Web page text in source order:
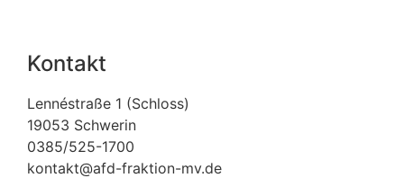
Kontakt
Lennéstraße 1 (Schloss)
19053 Schwerin
0385/525-1700
kontakt@afd-fraktion-mv.de